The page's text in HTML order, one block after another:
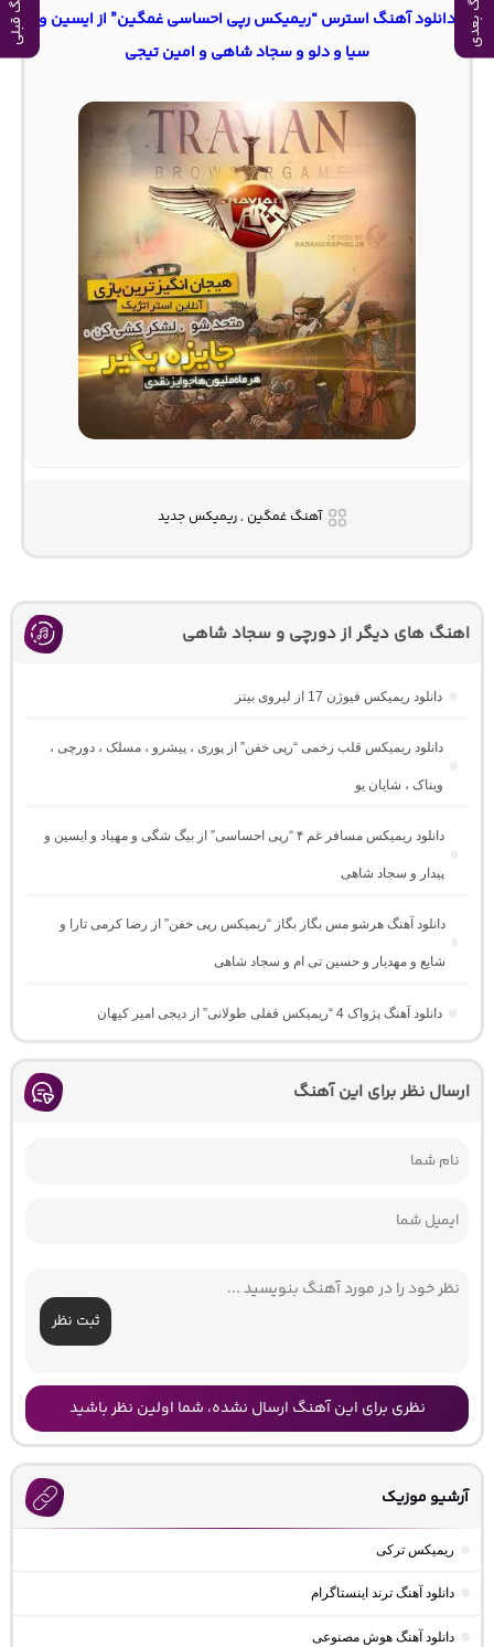
دانلود آهنگ استرس “ریمیکس رپی احساسی غمگین” از ایسین و
سیا و دلو و سجاد شاهی و امین تیجی
آهنگ غمگین , ریمیکس جدید
اهنگ های دیگر از دورچی و سجاد شاهی
دانلود ریمیکس فیوژن 17 از لیروی بیتز
دانلود ریمیکس قلب زخمی “رپی خفن” از پوری ، پیشرو ، مسلک ، دورچی ،
ویناک ، شایان یو
دانلود ریمیکس مسافر غم ۴ “رپی احساسی” از بیگ شگی و مهیاد و ایسین و
پیدار و سجاد شاهی
دانلود آهنگ هرشو مس بگاز بگاز “ریمیکس رپی خفن” از رضا کرمی تارا و
شایع و مهدیار و حسین تی ام و سجاد شاهی
دانلود آهنگ پژواک 4 “ریمیکس قفلی طولانی” از دیجی امیر کیهان
ارسال نظر برای این آهنگ
ثبت نظر
نظری برای این آهنگ ارسال نشده، شما اولین نظر باشید
آرشیو موزیک
ریمیکس ترکی
دانلود آهنگ ترند اینستاگرام
دانلود آهنگ هوش مصنوعی